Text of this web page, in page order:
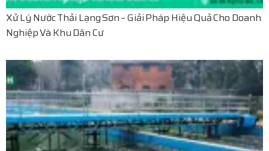
Xử Lý Nước Thải Lạng Sơn – Giải Pháp Hiệu Quả Cho Doanh
Nghiệp Và Khu Dân Cư